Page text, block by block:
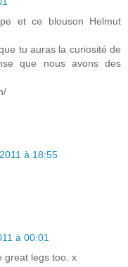
et ce blouson Helmut
tu auras la curiosité de
que nous avons des
à 18:55
à 00:01
great legs too. x